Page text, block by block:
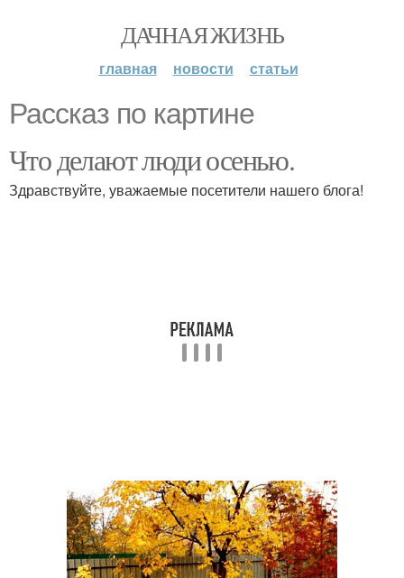
ДАЧНАЯ ЖИЗНЬ
главная новости статьи
Рассказ по картине
Что делают люди осенью.
Здравствуйте, уважаемые посетители нашего блога!